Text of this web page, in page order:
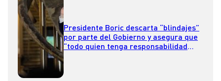
Presidente Boric descarta “blindajes”
por parte del Gobierno y asegura que
“todo quien tenga responsabilidad